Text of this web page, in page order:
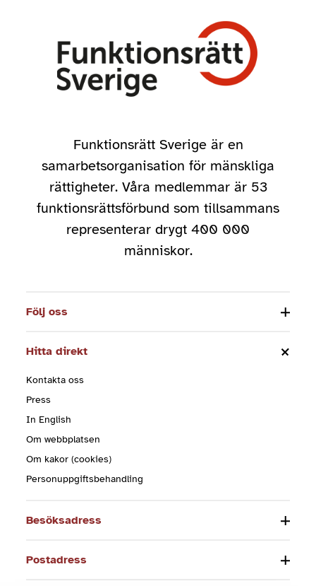
Funktionsrätt Sverige är en
samarbetsorganisation för mänskliga
rättigheter. Våra medlemmar är 53
funktionsrättsförbund som tillsammans
representerar drygt 400 000
människor.
Följ oss
Hitta direkt
Kontakta oss
Press
In English
Om webbplatsen
Om kakor (cookies)
Personuppgiftsbehandling
Besöksadress
Postadress